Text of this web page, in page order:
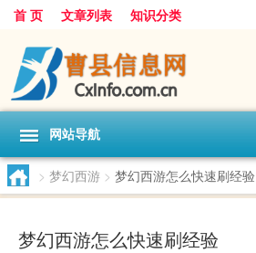
首 页 文章列表 知识分类
网站导航
> 梦幻西游 > 梦幻西游怎么快速刷经验
梦幻西游怎么快速刷经验